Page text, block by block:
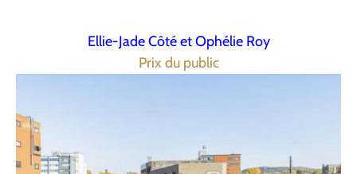
Ellie-Jade Côté et Ophélie Roy
Prix du public